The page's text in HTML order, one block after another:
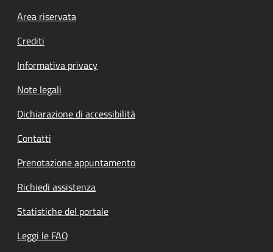
Footer menu
Area riservata
Crediti
Informativa privacy
Note legali
Dichiarazione di accessibilità
Contatti
Prenotazione appuntamento
Richiedi assistenza
Statistiche del portale
Leggi le FAQ